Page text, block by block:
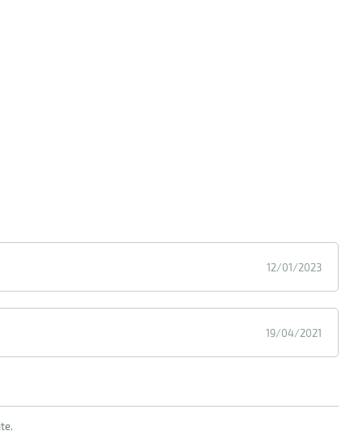
12/01/2023
19/04/2021